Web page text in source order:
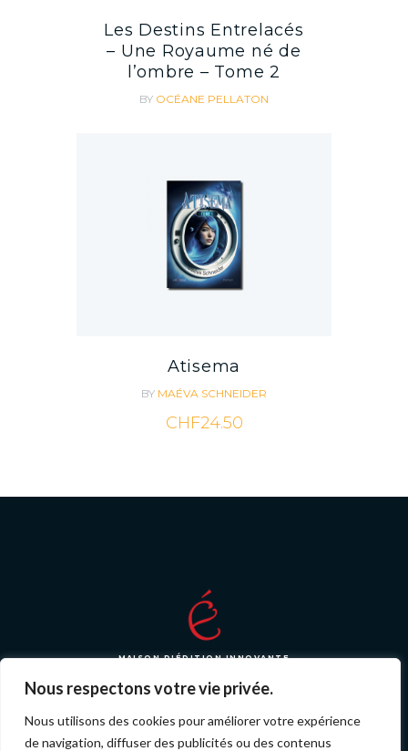
Nous respectons votre vie privée.
Nous utilisons des cookies pour améliorer votre expérience
de navigation, diffuser des publicités ou des contenus
Les Destins Entrelacés
– Une Royaume né de
l’ombre – Tome 2
BY OCÉANE PELLATON
Atisema
BY MAÉVA SCHNEIDER
CHF24.50
MAISON D'ÉDITION INNOVANTE